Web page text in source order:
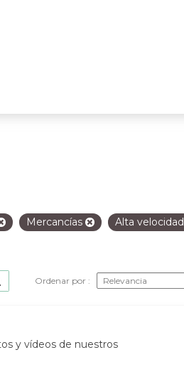
Mercancías
Alta velocidad
Ordenar por
y vídeos de nuestros